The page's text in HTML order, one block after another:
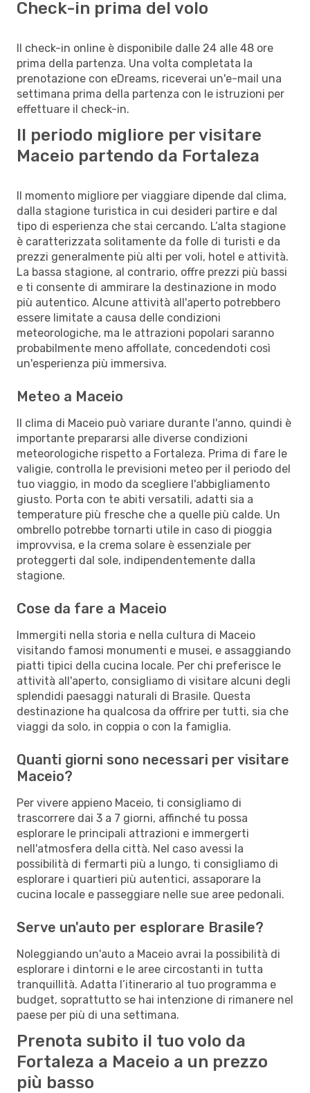
Check-in prima del volo
Il check-in online è disponibile dalle 24 alle 48 ore
prima della partenza. Una volta completata la
prenotazione con eDreams, riceverai un'e-mail una
settimana prima della partenza con le istruzioni per
effettuare il check-in.
Il periodo migliore per visitare
Maceio partendo da Fortaleza
Il momento migliore per viaggiare dipende dal clima,
dalla stagione turistica in cui desideri partire e dal
tipo di esperienza che stai cercando. L’alta stagione
è caratterizzata solitamente da folle di turisti e da
prezzi generalmente più alti per voli, hotel e attività.
La bassa stagione, al contrario, offre prezzi più bassi
e ti consente di ammirare la destinazione in modo
più autentico. Alcune attività all'aperto potrebbero
essere limitate a causa delle condizioni
meteorologiche, ma le attrazioni popolari saranno
probabilmente meno affollate, concedendoti così
un'esperienza più immersiva.
Meteo a Maceio
Il clima di Maceio può variare durante l'anno, quindi è
importante prepararsi alle diverse condizioni
meteorologiche rispetto a Fortaleza. Prima di fare le
valigie, controlla le previsioni meteo per il periodo del
tuo viaggio, in modo da scegliere l'abbigliamento
giusto. Porta con te abiti versatili, adatti sia a
temperature più fresche che a quelle più calde. Un
ombrello potrebbe tornarti utile in caso di pioggia
improvvisa, e la crema solare è essenziale per
proteggerti dal sole, indipendentemente dalla
stagione.
Cose da fare a Maceio
Immergiti nella storia e nella cultura di Maceio
visitando famosi monumenti e musei, e assaggiando
piatti tipici della cucina locale. Per chi preferisce le
attività all'aperto, consigliamo di visitare alcuni degli
splendidi paesaggi naturali di Brasile. Questa
destinazione ha qualcosa da offrire per tutti, sia che
viaggi da solo, in coppia o con la famiglia.
Quanti giorni sono necessari per visitare
Maceio?
Per vivere appieno Maceio, ti consigliamo di
trascorrere dai 3 a 7 giorni, affinché tu possa
esplorare le principali attrazioni e immergerti
nell'atmosfera della città. Nel caso avessi la
possibilità di fermarti più a lungo, ti consigliamo di
esplorare i quartieri più autentici, assaporare la
cucina locale e passeggiare nelle sue aree pedonali.
Serve un'auto per esplorare Brasile?
Noleggiando un'auto a Maceio avrai la possibilità di
esplorare i dintorni e le aree circostanti in tutta
tranquillità. Adatta l’itinerario al tuo programma e
budget, soprattutto se hai intenzione di rimanere nel
paese per più di una settimana.
Prenota subito il tuo volo da
Fortaleza a Maceio a un prezzo
più basso